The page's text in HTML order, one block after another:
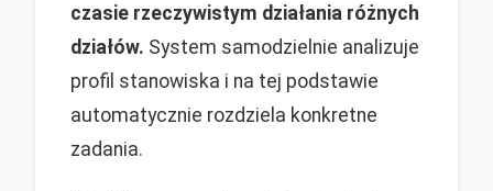
czasie rzeczywistym działania różnych
działów. System samodzielnie analizuje
profil stanowiska i na tej podstawie
automatycznie rozdziela konkretne
zadania.